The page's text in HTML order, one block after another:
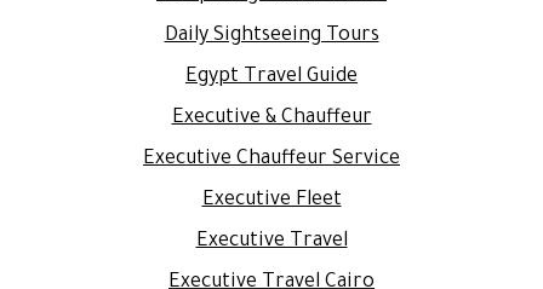
Daily Sightseeing Tours
Egypt Travel Guide
Executive & Chauffeur
Executive Chauffeur Service
Executive Fleet
Executive Travel
Executive Travel Cairo